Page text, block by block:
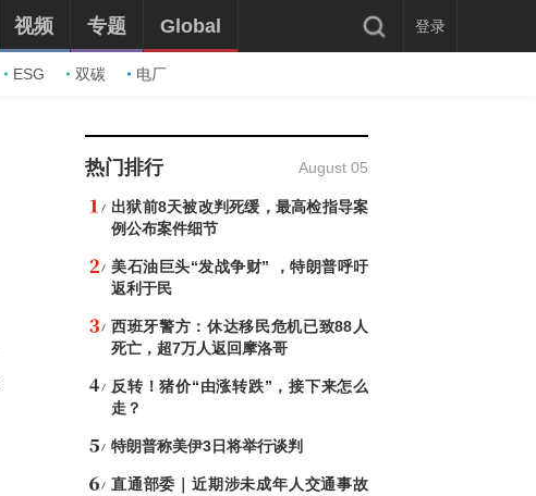
ESG 双碳 电厂
视频 专题 Global 登录
热门排行 August 05
出狱前8天被改判死缓，最高检指导案
例公布案件细节
美石油巨头“发战争财” ，特朗普呼吁
返利于民
西班牙警方：休达移民危机已致88人
死亡，超7万人返回摩洛哥
反转！猪价“由涨转跌”，接下来怎么
走？
特朗普称美伊3日将举行谈判
直通部委｜近期涉未成年人交通事故